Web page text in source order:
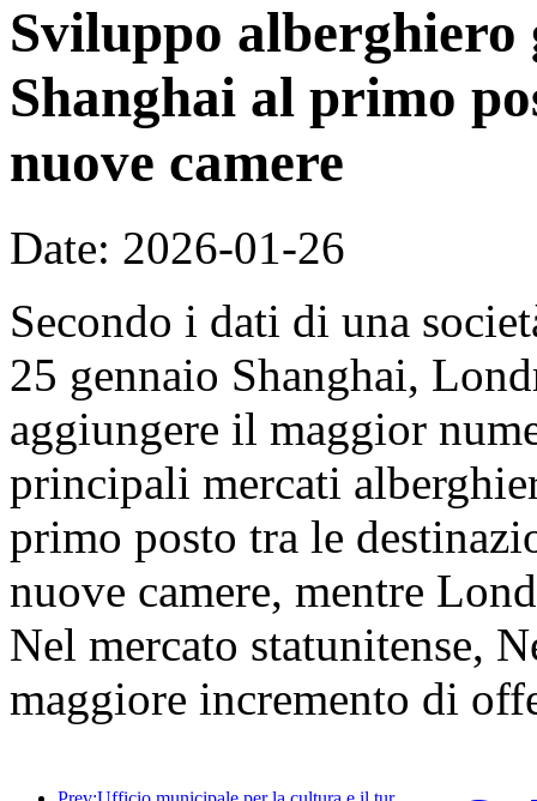
Sviluppo alberghiero
Shanghai al primo
nuove camere
Date: 2026-01-26
Secondo i dati di una
25 gennaio Shanghai,
aggiungere il maggior
principali mercati
primo posto tra le
nuove camere, mentre
Nel mercato statunitense,
maggiore incremento di